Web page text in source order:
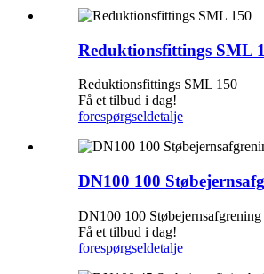
Reduktionsfittings SML
Reduktionsfittings SML 150
Få et tilbud i dag!
forespørgseldetalje
DN100 100
DN100 100 Støbejernsafgrening
Få et tilbud i dag!
forespørgseldetalje